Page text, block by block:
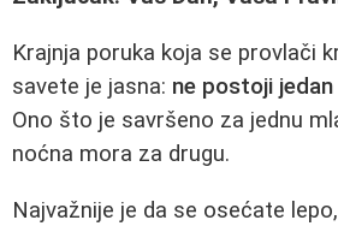
Krajnja poruka koja se provlači
savete je jasna: ne postoji
Ono što je savršeno za jednu
noćna mora za drugu.
Najvažnije je da se osećate